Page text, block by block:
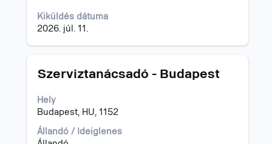
Kiküldés dátuma
2026. júl. 11.
tartalmának
megtekintéséhez.
Cím
Szerviztanácsadó - Budapest
Hely
Budapest, HU, 1152
Állandó / Ideiglenes
Jelölje
a
szóköz
billentyűvel
az